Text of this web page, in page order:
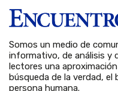
Somos un medio de
informativo, de análisis y
lectores una
búsqueda de la verdad, el
persona humana.